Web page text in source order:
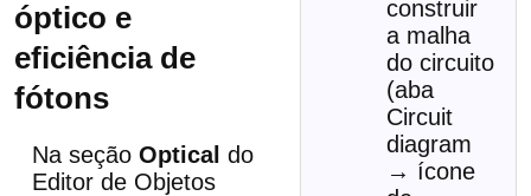
construir
a malha
do circuito
(aba
Circuit
diagram
→ ícone
óptico e
eficiência de
fótons
Na seção Optical do
Editor de Objetos